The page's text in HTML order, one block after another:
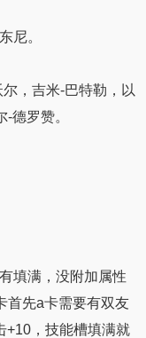
尼。
，吉米-巴特勒，以
德罗赞。
填满，没附加属性
首先a卡需要有双友
+10，技能槽填满就